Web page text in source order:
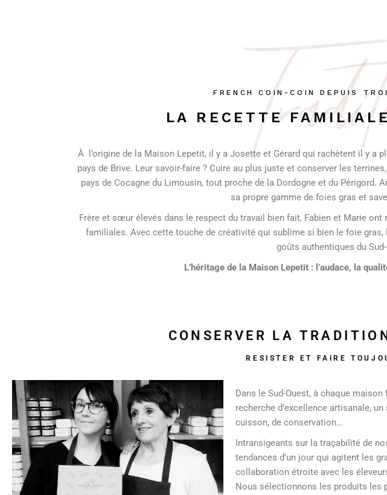
FRENCH COIN-COIN DEPUIS
LA RECETTE
À
l’origine de la Maison Lepetit, il y a Josette et Gérard qui rachètent il y a
pays de Brive. Leur savoir-faire ? Cuire au plus juste et conserver les
pays de Cocagne du Limousin, tout proche de la Dordogne et du Périgord.
sa propre gamme de foies gras et
Frère et sœur élevés dans le respect du travail bien fait, Fabien et Marie
familiales. Avec cette touche de créativité qui sublime si bien le foie
goûts authentiques du
L’héritage de la Maison Lepetit : l’audace, la
CONSERVER LA
RESISTER ET FAIRE
Dans le Sud-Ouest, à chaque
recherche d’excellence artisanale,
cuisson, de conservation…
Intransigeants sur la traçabilité de
tendances d’un jour qui agitent les
collaboration étroite avec les
Nous sélectionnons les produits les